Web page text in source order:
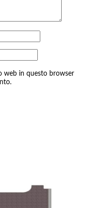
web in questo browser